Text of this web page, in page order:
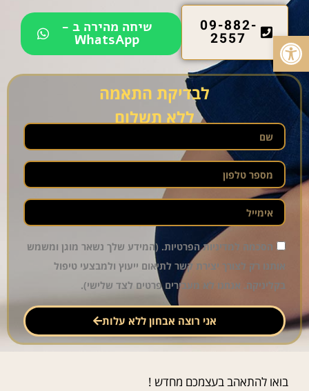
פתח סרגל נגישות
09-882-
2557
שיחה מהירה ב -
WhatsApp
לבדיקת התאמה
ללא תשלום
הסכמה למדיניות הפרטיות. (המידע שלך נשאר מוגן ומשמש
אותנו רק לצורך יצירת קשר לתיאום ייעוץ ולמבצעי טיפול
בקליניקה. אנחנו לא מעבירים פרטים לצד שלישי).
אני רוצה אבחון ללא עלות
בואו להתאהב בעצמכם מחדש !